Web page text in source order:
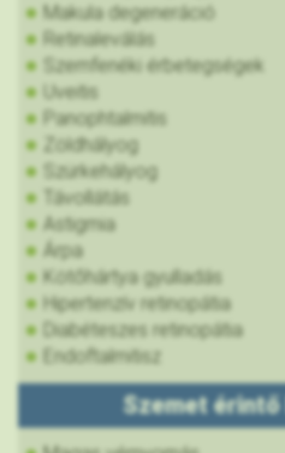
Makula degeneráció
Retinaleválás
Szemfenéki érbetegségek
Uveitis
Panophtalmitis
Zöldhályog
Szürkehályog
Távollátás
Astigmia
Árpa
Kötőhártya gyulladás
Hipertenzív retinopátia
Diabéteszes retinopátia
Endoftalmitisz
Szemet